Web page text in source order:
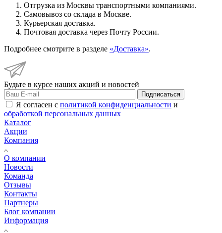
Отгрузка из Москвы транспортными компаниями.
Самовывоз со склада в Москве.
Курьерская доставка.
Почтовая доставка через Почту России.
Подробнее смотрите в разделе «Доставка».
Будьте в курсе наших акций и новостей
Подписаться
Я согласен с политикой конфиденциальности и
обработкой персональных данных
Каталог
Акции
Компания
О компании
Новости
Команда
Отзывы
Контакты
Партнеры
Блог компании
Информация